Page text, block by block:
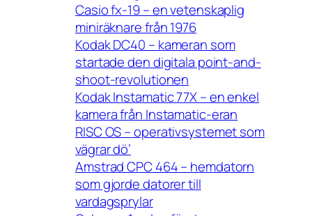
Casio fx-19 – en vetenskaplig
miniräknare från 1976
Kodak DC40 – kameran som
startade den digitala point-and-
shoot-revolutionen
Kodak Instamatic 77X – en enkel
kamera från Instamatic-eran
RISC OS – operativsystemet som
vägrar dö’
Amstrad CPC 464 – hemdatorn
som gjorde datorer till
vardagsprylar